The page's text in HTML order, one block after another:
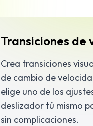
Transiciones de
Crea transiciones
de cambio de
elige uno de los
deslizador tú mismo
sin complicaciones.